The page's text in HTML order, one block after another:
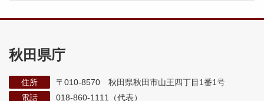
秋田県庁
住所
〒010-8570 秋田県秋田市山王四丁目1番1号
電話
018-860-1111（代表）